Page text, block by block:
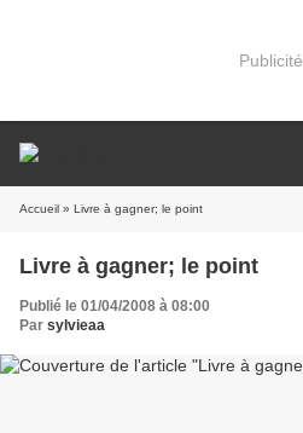
Publicité
Accueil » Livre à gagner; le point
Livre à gagner; le point
Publié le 01/04/2008 à 08:00
Par sylvieaa